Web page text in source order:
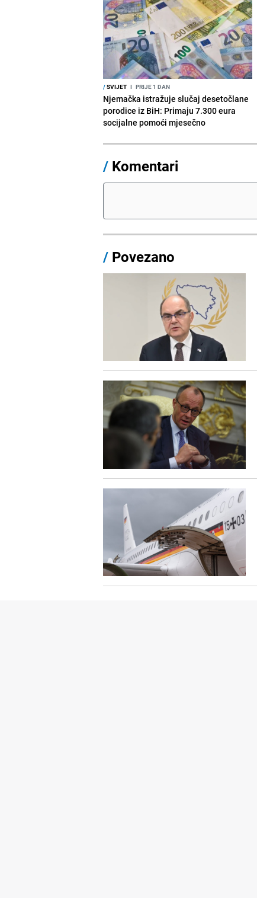
/SVIJET I PRIJE 1 DAN
Njemačka istražuje slučaj desetočlane
porodice iz BiH: Primaju 7.300 eura
socijalne pomoći mjesečno
/ Komentari
/ Povezano